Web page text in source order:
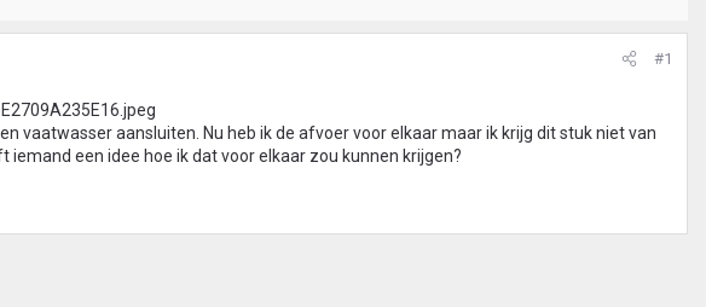
#1
vaatwasser aansluiten. Nu heb ik de afvoer voor elkaar maar ik krijg dit stuk niet van
een idee hoe ik dat voor elkaar zou kunnen krijgen?